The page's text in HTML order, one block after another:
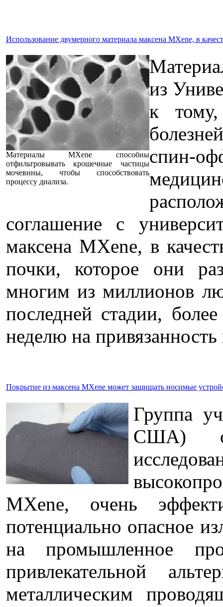
Использование двумерного материала максена MXene, в
Материалы MXene способны
отфильтровывать крошечные частицы
мочевины, чтобы способствовать
процессу диализа.
из
к
спин-
соглашение с
максена MXene, в
почки, которое они
многим из миллионов
последней стадии,
неделю на
Покрытие из максена MXene может защищать носимые
Группа
США)
MXene, очень
потенциально опасное
на промышленное
привлекательной
металлическим